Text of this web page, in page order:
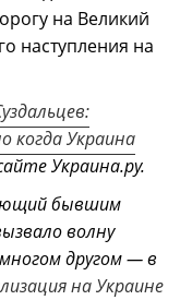
на Великий
наступления на
когда Украина
Украина.ру.
бывшим
волну
другом — в
на Украине